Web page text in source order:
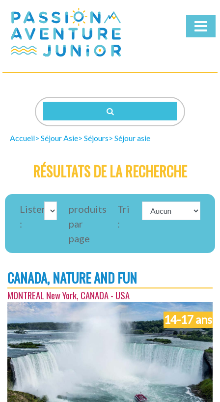
Séjours
Accueil Séjour Asie Séjours Séjour asie
RÉSULTATS DE LA RECHERCHE
Lister
:
produits
par
page
Tri
:
CANADA, NATURE AND FUN
MONTREAL New York, CANADA - USA
14-17 ans